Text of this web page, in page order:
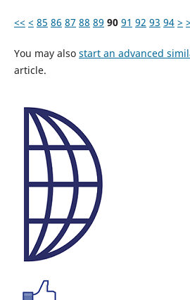
<< < 85 86 87 88 89 90 91 92 93 94 >
You may also start an advanced
article.